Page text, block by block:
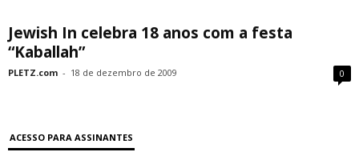
Jewish In celebra 18 anos com a festa
“Kaballah”
PLETZ.com - 18 de dezembro de 2009 0
ACESSO PARA ASSINANTES